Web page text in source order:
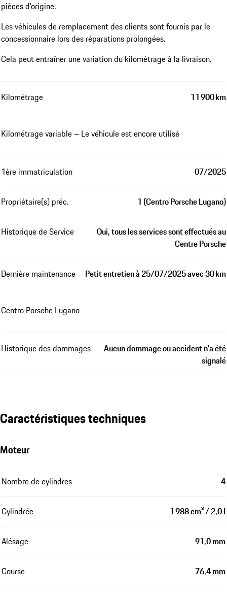
pièces d'origine.
Les véhicules de remplacement des clients sont fournis par le
concessionnaire lors des réparations prolongées.
Cela peut entraîner une variation du kilométrage à la livraison.
Kilométrage 11 900 km
Kilométrage variable – Le véhicule est encore utilisé
1ère immatriculation 07/2025
Propriétaire(s) préc. 1 (Centro Porsche Lugano)
Historique de Service
Oui, tous les services sont effectués au
Centre Porsche
Dernière maintenance Petit entretien à 25/07/2025 avec 30 km
Centro Porsche Lugano
Historique des dommages
Aucun dommage ou accident n'a été
signalé
Caractéristiques techniques
Moteur
Nombre de cylindres 4
Cylindrée 1 988 cm³ / 2,0 l
Alésage 91,0 mm
Course 76,4 mm